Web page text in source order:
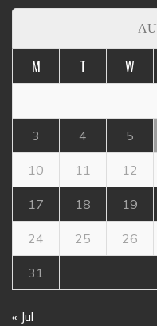
M T W
3 4 5
10 11 12
17 18 19
24 25 26
31
« Jul